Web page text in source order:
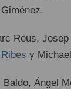
Reus,
y
Ángel